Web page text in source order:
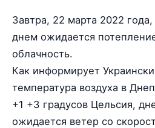
Завтра, 22 марта 2022
днем ожидается
облачность.
Как информирует
температура воздуха в
+1 +3 градусов Цельсия,
ожидается ветер со